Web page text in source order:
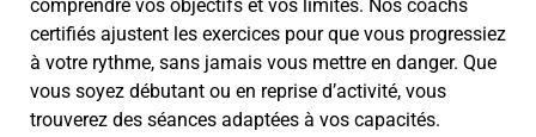
comprendre vos objectifs et vos limites. Nos coachs
certifiés ajustent les exercices pour que vous progressiez
à votre rythme, sans jamais vous mettre en danger. Que
vous soyez débutant ou en reprise d’activité, vous
trouverez des séances adaptées à vos capacités.